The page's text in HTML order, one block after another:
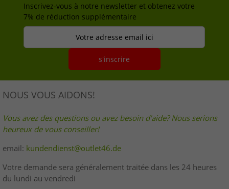
Inscrivez-vous à notre newsletter et obtenez votre
7% de réduction supplémentaire
Votre adresse email ici
s'inscrire
NOUS VOUS AIDONS!
Vous avez des questions ou avez besoin d'aide? Nous serions
heureux de vous conseiller!
email: kundendienst@outlet46.de
Votre demande sera généralement traitée dans les 24 heures
du lundi au vendredi